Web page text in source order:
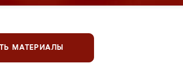
МАТЕРИАЛЫ